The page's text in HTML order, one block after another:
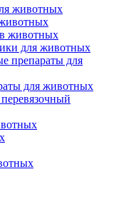
животных
животных
для животных
препараты для
для животных